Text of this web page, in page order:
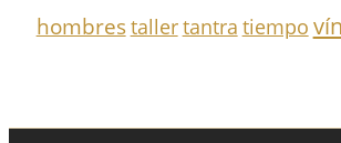
hombrestallertantra tiempo